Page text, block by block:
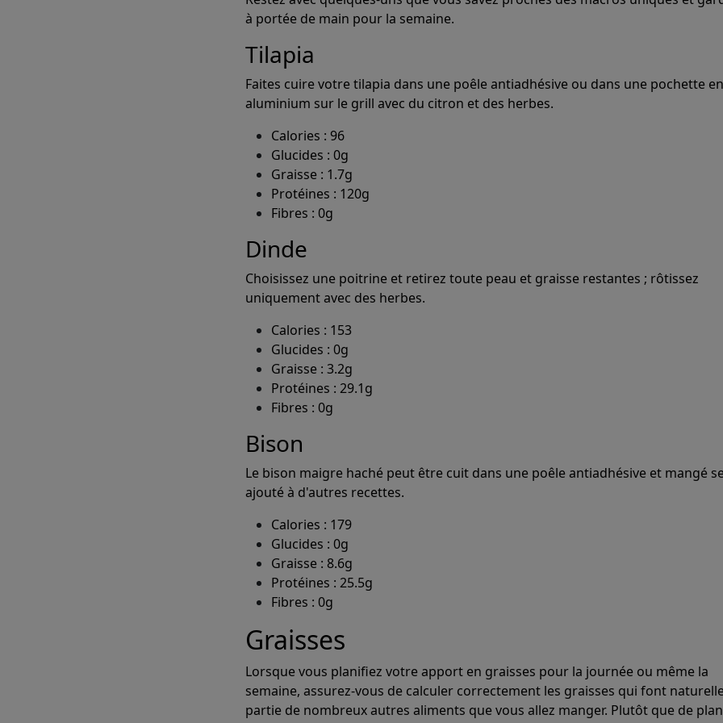
à portée de main pour la semaine.
Tilapia
Faites cuire votre tilapia dans une poêle antiadhésive ou dans une pochette en
aluminium sur le grill avec du citron et des herbes.
Calories : 96
Glucides : 0g
Graisse : 1.7g
Protéines : 120g
Fibres : 0g
Dinde
Choisissez une poitrine et retirez toute peau et graisse restantes ; rôtissez
uniquement avec des herbes.
Calories : 153
Glucides : 0g
Graisse : 3.2g
Protéines : 29.1g
Fibres : 0g
Bison
Le bison maigre haché peut être cuit dans une poêle antiadhésive et mangé
ajouté à d'autres recettes.
Calories : 179
Glucides : 0g
Graisse : 8.6g
Protéines : 25.5g
Fibres : 0g
Graisses
Lorsque vous planifiez votre apport en graisses pour la journée ou même la
semaine, assurez-vous de calculer correctement les graisses qui font
partie de nombreux autres aliments que vous allez manger. Plutôt que de